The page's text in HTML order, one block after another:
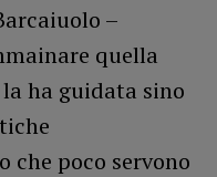
–
quella
ha guidata sino
che poco servono